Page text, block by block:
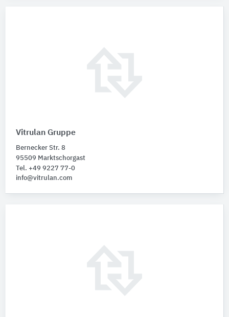
Vitrulan Gruppe
Bernecker Str. 8
95509 Marktschorgast
Tel. +49 9227 77-0
info@vitrulan.com